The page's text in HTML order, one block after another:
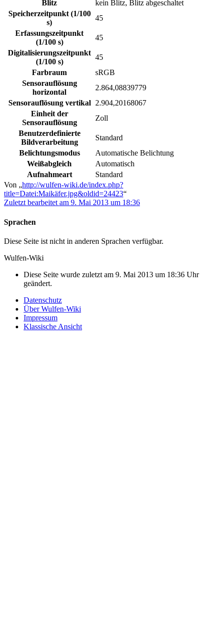
Blitz
kein Blitz, Blitz abgeschaltet
Speicherzeitpunkt (1/100
s)
45
Erfassungszeitpunkt
(1/100 s)
45
Digitalisierungszeitpunkt
(1/100 s)
45
Farbraum
sRGB
Sensorauflösung
horizontal
2.864,08839779
Sensorauflösung vertikal
2.904,20168067
Einheit der
Sensorauflösung
Zoll
Benutzerdefinierte
Bildverarbeitung
Standard
Belichtungsmodus
Automatische Belichtung
Weißabgleich
Automatisch
Aufnahmeart
Standard
Von „http://wulfen-wiki.de/index.php?
title=Datei:Maikäfer.jpg&oldid=24423“
Zuletzt bearbeitet am 9. Mai 2013 um 18:36
Sprachen
Diese Seite ist nicht in anderen Sprachen verfügbar.
Wulfen-Wiki
Diese Seite wurde zuletzt am 9. Mai 2013 um 18:36 Uhr
geändert.
Datenschutz
Über Wulfen-Wiki
Impressum
Klassische Ansicht